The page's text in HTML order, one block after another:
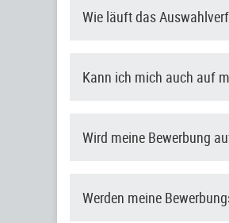
Wie läuft das
Kann ich mich auch auf
Wird meine Bewerbung
Werden meine